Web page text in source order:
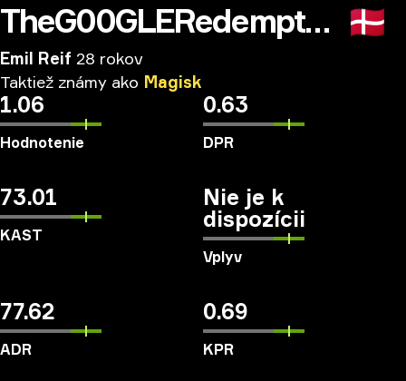
TheG00GLERedemption 🇩🇰
Emil Reif 28 rokov
Taktiež známy ako Magisk
1.06
Hodnotenie
0.63
DPR
73.01
KAST
Nie je k
dispozícii
Vplyv
77.62
ADR
0.69
KPR